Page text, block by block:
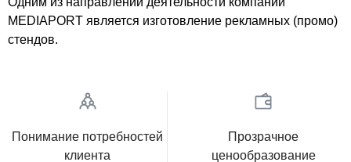
MEDIAPORT является изготовление рекламных (промо)
стендов.
Понимание потребностей
клиента
Прозрачное
ценообразование